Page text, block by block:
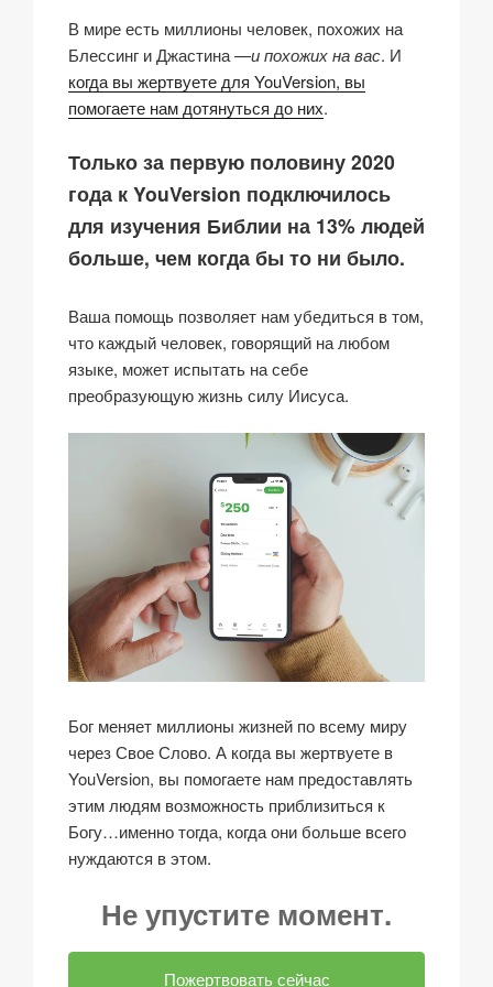
В мире есть миллионы человек, похожих на
Блессинг и Джастина —и похожих на вас. И
когда вы жертвуете для YouVersion, вы
помогаете нам дотянуться до них.
Только за первую половину 2020
года к YouVersion подключилось
для изучения Библии на 13% людей
больше, чем когда бы то ни было.
Ваша помощь позволяет нам убедиться в том,
что каждый человек, говорящий на любом
языке, может испытать на себе
преобразующую жизнь силу Иисуса.
Бог меняет миллионы жизней по всему миру
через Свое Слово. А когда вы жертвуете в
YouVersion, вы помогаете нам предоставлять
этим людям возможность приблизиться к
Богу…именно тогда, когда они больше всего
нуждаются в этом.
Не упустите момент.
Пожертвовать сейчас